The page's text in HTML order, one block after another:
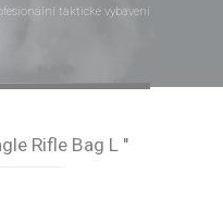
taktické vybavení
Rifle Bag L "